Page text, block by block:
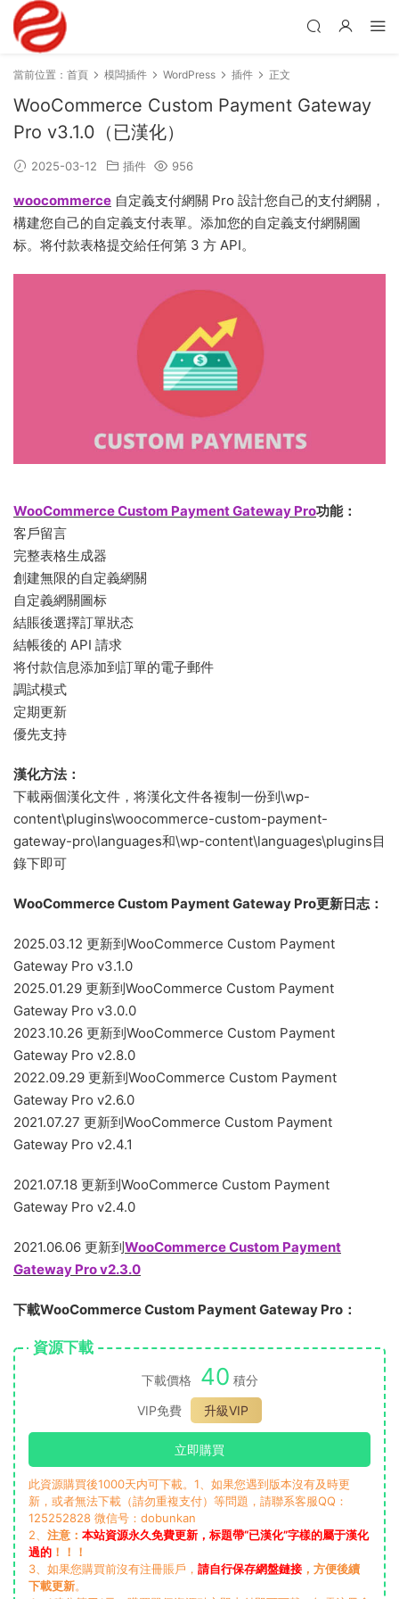
當前位置： 首頁 模闆插件 WordPress 插件 正文
WooCommerce Custom Payment Gateway
Pro v3.1.0（已漢化）
2025-03-12 插件 956
woocommerce 自定義支付網關 Pro 設計您自己的支付網關，
構建您自己的自定義支付表單。添加您的自定義支付網關圖
标。将付款表格提交給任何第 3 方 API。
WooCommerce Custom Payment Gateway Pro功能：
客戶留言
完整表格生成器
創建無限的自定義網關
自定義網關圖标
結賬後選擇訂單狀态
結帳後的 API 請求
将付款信息添加到訂單的電子郵件
調試模式
定期更新
優先支持
漢化方法：
下載兩個漢化文件，将漢化文件各複制一份到\wp-
content\plugins\woocommerce-custom-payment-
gateway-pro\languages和\wp-content\languages\plugins目
錄下即可
WooCommerce Custom Payment Gateway Pro更新日志：
2025.03.12 更新到WooCommerce Custom Payment
Gateway Pro v3.1.0
2025.01.29 更新到WooCommerce Custom Payment
Gateway Pro v3.0.0
2023.10.26 更新到WooCommerce Custom Payment
Gateway Pro v2.8.0
2022.09.29 更新到WooCommerce Custom Payment
Gateway Pro v2.6.0
2021.07.27 更新到WooCommerce Custom Payment
Gateway Pro v2.4.1
2021.07.18 更新到WooCommerce Custom Payment
Gateway Pro v2.4.0
2021.06.06 更新到WooCommerce Custom Payment
Gateway Pro v2.3.0
下載WooCommerce Custom Payment Gateway Pro：
資源下載
下載價格 40 積分
VIP免費
升級VIP
立即購買
此資源購買後1000天内可下載。1、如果您遇到版本沒有及時更
新，或者無法下載（請勿重複支付）等問題，請聯系客服QQ：
125252828 微信号：dobunkan
2、 注意： 本站資源永久免費更新，标題帶“已漢化”字樣的屬于漢化
過的 ！！！
3、如果您購買前沒有注冊賬戶， 請自行保存網盤鏈接 ，方便後續
下載更新。